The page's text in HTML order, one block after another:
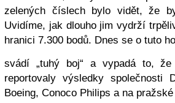
zelených číslech bylo vidět, že
Uvidíme, jak dlouho jim vydrží
hranici 7.300 bodů. Dnes se o tuto
svádí „tuhý boj“ a vypadá to,
reportovaly výsledky společnosti
Boeing, Conoco Philips a na pražské